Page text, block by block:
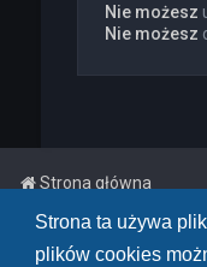
Strona ta używa
plików cookies
Nie możesz
Nie możesz
Strona główna
Powered by phpBB •